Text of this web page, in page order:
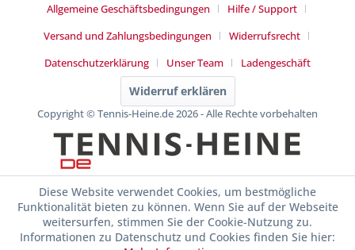
Allgemeine Geschäftsbedingungen
Hilfe / Support
Versand und Zahlungsbedingungen
Widerrufsrecht
Datenschutzerklärung
Unser Team Ladengeschäft
Widerruf erklären
Copyright © Tennis-Heine.de 2026 - Alle Rechte vorbehalten
Diese Website verwendet Cookies, um bestmögliche
Funktionalität bieten zu können. Wenn Sie auf der Webseite
weitersurfen, stimmen Sie der Cookie-Nutzung zu.
Informationen zu Datenschutz und Cookies finden Sie hier: